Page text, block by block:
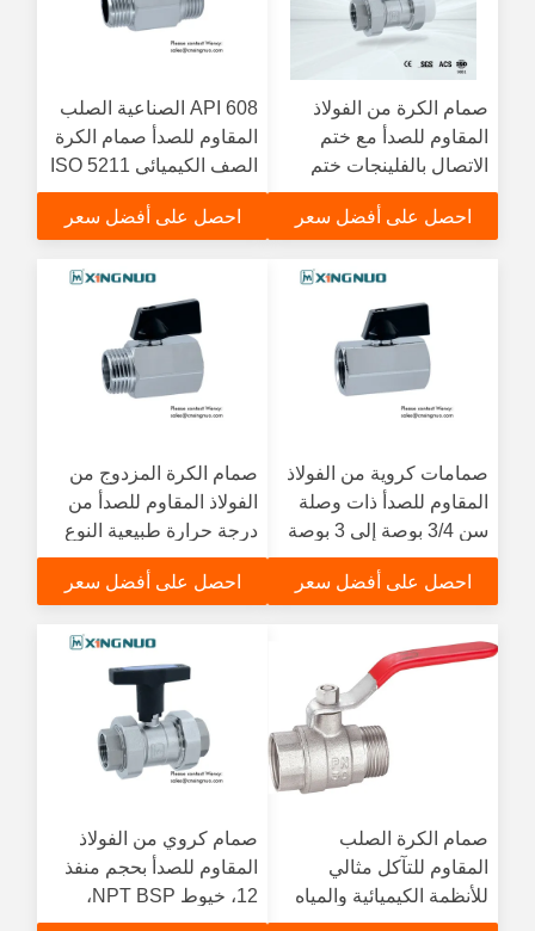
صمام الكرة من الفولاذ
المقاوم للصدأ مع ختم
الاتصال بالفلينجات ختم
PTFE الختم ودرجة الضغط
العالي للتطبيقات الصناعية
احصل على أفضل سعر
API 608 الصناعية الصلب
المقاوم للصدأ صمام الكرة
الصف الكيميائي ISO 5211
معايير ANSI ضمان المتانة
والموثوقية
احصل على أفضل سعر
صمامات كروية من الفولاذ
المقاوم للصدأ ذات وصلة
سن 3/4 بوصة إلى 3 بوصة
منفذ كامل منفذ قياسي
مصممة للصناعة
احصل على أفضل سعر
صمام الكرة المزدوج من
الفولاذ المقاوم للصدأ من
درجة حرارة طبيعية النوع
القياسي متوافق مع أنظمة
أنابيب متعددة
احصل على أفضل سعر
صمام الكرة الصلب
المقاوم للتآكل مثالي
للأنظمة الكيميائية والمياه
صمام كروي من الفولاذ
المقاوم للصدأ بحجم منفذ
12، خيوط NPT BSP،
أحجام من 3/4 إلى 3،